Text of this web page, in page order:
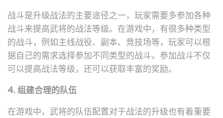
战斗是升级战法的主要途径之一，玩家需要多参加各种
战斗来提高武将的战法等级。在游戏中，有很多种类型
的战斗，例如主线战役、副本、竞技场等，玩家可以根
据自己的需求选择参加不同类型的战斗。参加战斗不仅
可以提高战法等级，还可以获取丰富的奖励。
4. 组建合理的队伍
在游戏中，武将的队伍配置对于战法的升级也有着重要